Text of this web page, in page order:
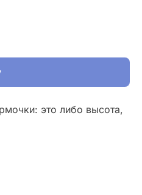
это либо высота,